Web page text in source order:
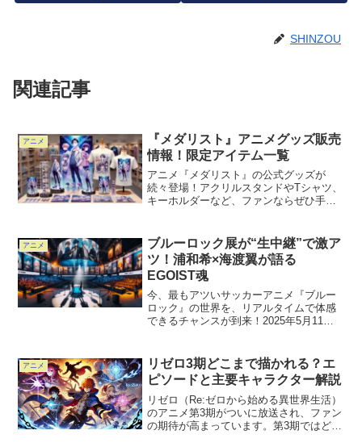
SHINZOU
関連記事
アニメ
『メダリスト』アニメグッズ販売
情報！限定アイテム一覧
アニメ『メダリスト』の公式グッズが
続々登場！アクリルスタンドやTシャツ、
キーホルダーなど、ファンならぜひ手に
ッズ販売店舗・通販サイト・限定アイテ
ムの入手方法を詳しくご紹...
アニメ
ブルーロック展が“生中継”で激ア
ツ！浦和希×海渡翼が語る
EGOIST魂
今、最もアツいサッカーアニメ『ブルー
ロック』の世界を、リアルタイムで体感
できるチャンスが到来！2025年5月11日
す。潔 世一役の浦和希さんと蜂楽 廻役の
海渡翼...
アニメ
リゼロ3期どこまで描かれる？エ
ピソードと主要キャラクター解説
リゼロ（Re:ゼロから始める異世界生活）
のアニメ第3期がついに放送され、ファン
の期待が高まっています。第3期ではどの